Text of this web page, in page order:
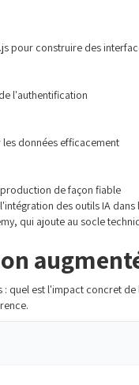
pour construire des
l'authentification
les données efficacement
de façon fiable
des outils IA
qui ajoute au socle
est l'impact concret